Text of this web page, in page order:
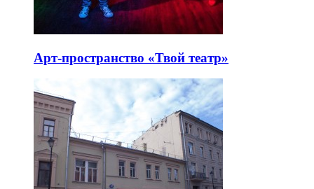
Арт-пространство «Твой театр»